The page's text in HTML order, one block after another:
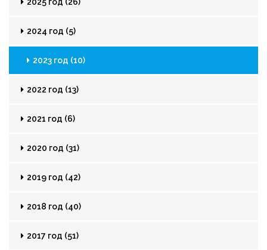
2025 год (26)
2024 год (5)
2023 год (10)
2022 год (13)
2021 год (6)
2020 год (31)
2019 год (42)
2018 год (40)
2017 год (51)